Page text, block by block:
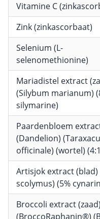
Vitamine C
Zink (zinkascorbaat)
Selenium (L-
selenomethionine)
Mariadistel extract
(Silybum marianum)
silymarine)
Paardenbloem
(Dandelion)
officinale) (wortel)
Artisjok extract (blad)
scolymus) (5%
Broccoli extract (zaad)
(BroccoRaphanin®)